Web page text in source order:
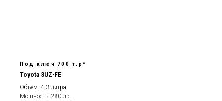
Под ключ 700 т.р*
Toyota 3UZ-FE
Объем: 4,3 литра
Мощность: 280 л.с.